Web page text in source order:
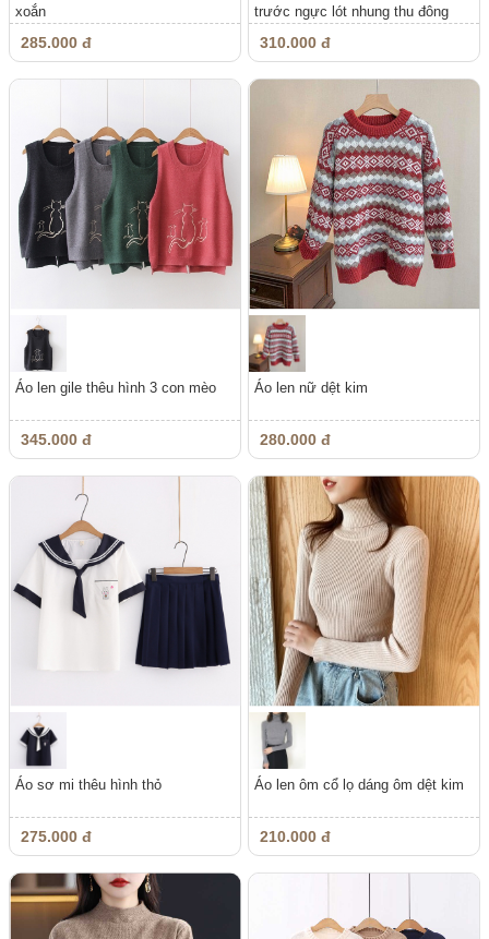
xoắn
285.000 đ
trước ngực lót nhung thu đông
310.000 đ
Áo len gile thêu hình 3 con mèo
345.000 đ
Áo len nữ dệt kim
280.000 đ
Áo sơ mi thêu hình thỏ
275.000 đ
Áo len ôm cổ lọ dáng ôm dệt kim
210.000 đ